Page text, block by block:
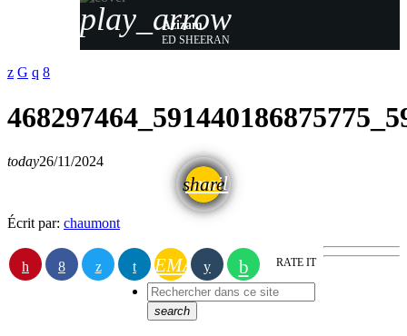
play_arrow
Azizam
ED SHEERAN
today26/11/2024
share
email
Écrit par: chaumont
EMAIL RATE IT
search